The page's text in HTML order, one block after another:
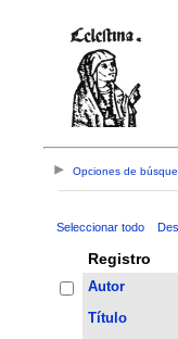
Opciones de
Seleccionar todo
Registro
Autor
Título